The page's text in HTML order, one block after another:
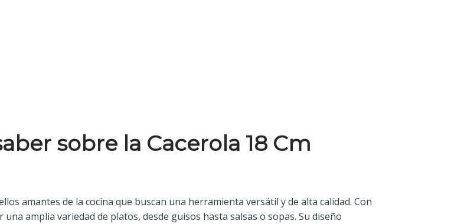
sobre la Cacerola 18 Cm
amantes de la cocina que buscan una herramienta versátil y de alta calidad. Con
amplia variedad de platos, desde guisos hasta salsas o sopas. Su diseño